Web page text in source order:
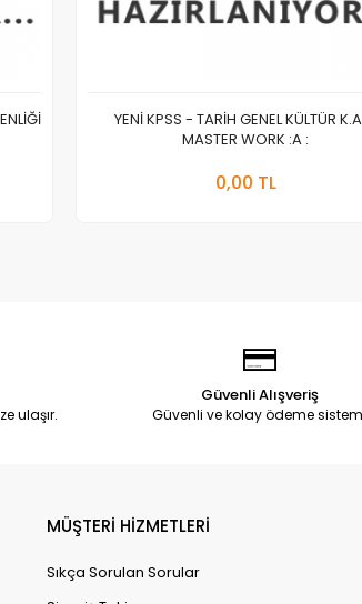
YENİ KPSS - TARİH GENEL KÜLTÜR
MASTER WORK :A :
0,00 TL
ulaşır.
Güvenli Alışveriş
Güvenli ve kolay ödeme
MÜŞTERİ HİZMETLERİ
Sıkça Sorulan Sorular